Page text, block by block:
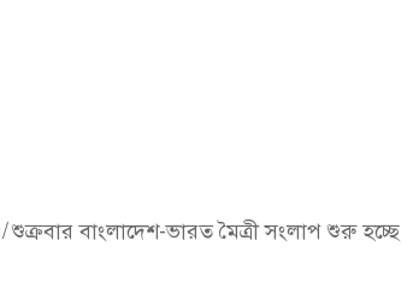
/শুক্রবার বাংলাদেশ-ভারত মৈত্রী সংলাপ শুরু হচ্ছে